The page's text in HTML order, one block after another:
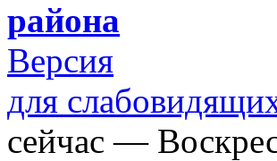
района
Версия
для
сейчас —